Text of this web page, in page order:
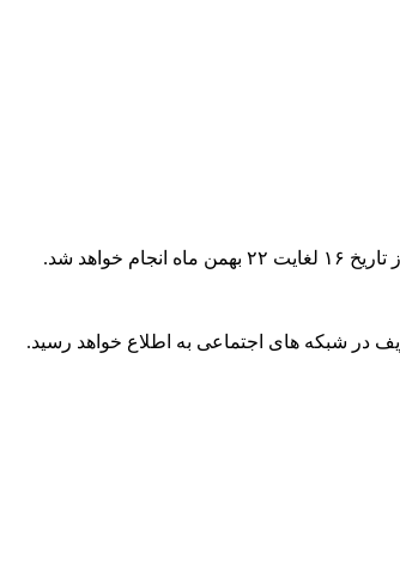
در شبکه های اجتماعی به اطلاع خواهد رسید.